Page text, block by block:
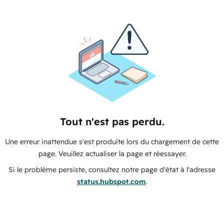
Tout n'est pas perdu.
Une erreur inattendue s'est produite lors du chargement de cette
page. Veuillez actualiser la page et réessayer.
Si le problème persiste, consultez notre page d'état à l'adresse
status.hubspot.com.